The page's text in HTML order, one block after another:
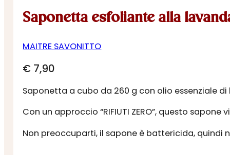
Saponetta esfoliante alla
MAITRE SAVONITTO
€ 7,90
Saponetta a cubo da 260 g con olio essenziale
Con un approccio “RIFIUTI ZERO”, questo
Non preoccuparti, il sapone è battericida, quindi